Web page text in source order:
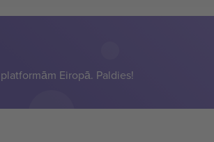
Eiropā. Paldies!